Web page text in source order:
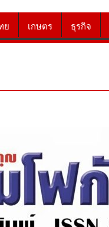
ย เกษตร ธุรกิจ